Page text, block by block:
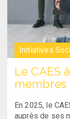
Initiatives
Le CAES
membres
En 2025, le
auprès de ses